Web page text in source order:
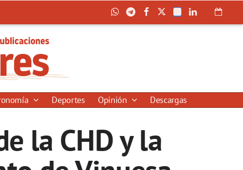
Deportes Opinión Descargas
la CHD y la